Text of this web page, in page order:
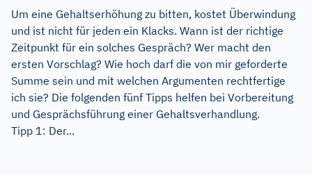
Um eine Gehaltserhöhung zu bitten, kostet Überwindung
und ist nicht für jeden ein Klacks. Wann ist der richtige
Zeitpunkt für ein solches Gespräch? Wer macht den
ersten Vorschlag? Wie hoch darf die von mir geforderte
Summe sein und mit welchen Argumenten rechtfertige
ich sie? Die folgenden fünf Tipps helfen bei Vorbereitung
und Gesprächsführung einer Gehaltsverhandlung.
Tipp 1: Der...